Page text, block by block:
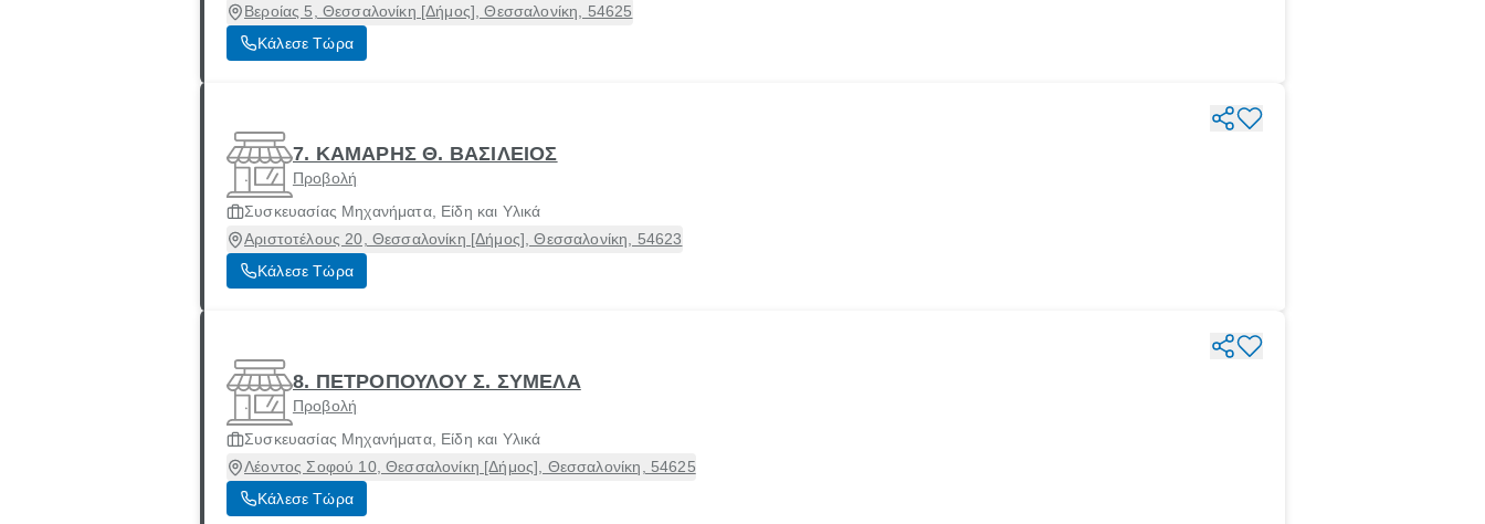
Βεροίας 5, Θεσσαλονίκη [Δήμος], Θεσσαλονίκη, 54625
Κάλεσε Τώρα
7. ΚΑΜΑΡΗΣ Θ. ΒΑΣΙΛΕΙΟΣ
Προβολή
Συσκευασίας Μηχανήματα, Είδη και Υλικά
Αριστοτέλους 20, Θεσσαλονίκη [Δήμος], Θεσσαλονίκη, 54623
Κάλεσε Τώρα
8. ΠΕΤΡΟΠΟΥΛΟΥ Σ. ΣΥΜΕΛΑ
Προβολή
Συσκευασίας Μηχανήματα, Είδη και Υλικά
Λέοντος Σοφού 10, Θεσσαλονίκη [Δήμος], Θεσσαλονίκη, 54625
Κάλεσε Τώρα